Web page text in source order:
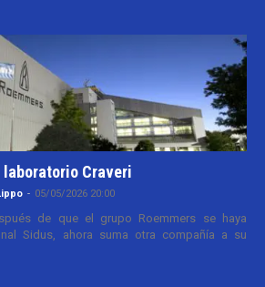
laboratorio Craveri
- 05/05/2026 20:00
de que el grupo Roemmers se haya
Sidus, ahora suma otra compañía a su